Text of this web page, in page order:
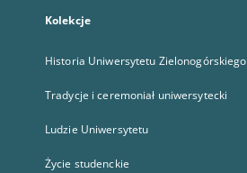
Kolekcje
Historia Uniwersytetu Zielonogórskiego
Tradycje i ceremoniał uniwersytecki
Ludzie Uniwersytetu
Życie studenckie